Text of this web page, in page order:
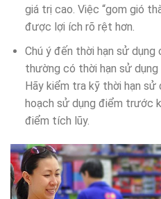
giá trị cao. Việc “gom gió
được lợi ích rõ rệt hơn.
Chú ý đến thời hạn sử
thường có thời hạn sử
Hãy kiểm tra kỹ thời hạn sử
hoạch sử dụng điểm trước
điểm tích lũy.